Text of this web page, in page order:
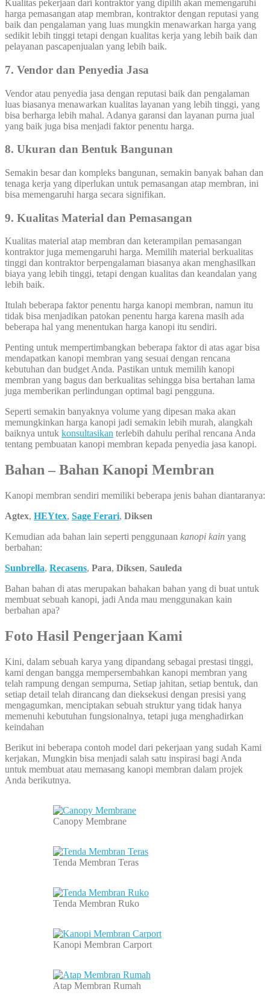
Kualitas pekerjaan dari kontraktor yang dipilih akan memengaruhi
harga pemasangan atap membran, kontraktor dengan reputasi yang
baik dan pengalaman yang luas mungkin menawarkan harga yang
sedikit lebih tinggi tetapi dengan kualitas kerja yang lebih baik dan
pelayanan pascapenjualan yang lebih baik.
7. Vendor dan Penyedia Jasa
Vendor atau penyedia jasa dengan reputasi baik dan pengalaman
luas biasanya menawarkan kualitas layanan yang lebih tinggi, yang
bisa berharga lebih mahal. Adanya garansi dan layanan purna jual
yang baik juga bisa menjadi faktor penentu harga.
8. Ukuran dan Bentuk Bangunan
Semakin besar dan kompleks bangunan, semakin banyak bahan dan
tenaga kerja yang diperlukan untuk pemasangan atap membran, ini
bisa memengaruhi harga secara signifikan.
9. Kualitas Material dan Pemasangan
Kualitas material atap membran dan keterampilan pemasangan
kontraktor juga memengaruhi harga. Memilih material berkualitas
tinggi dan kontraktor berpengalaman biasanya akan menghasilkan
biaya yang lebih tinggi, tetapi dengan kualitas dan keandalan yang
lebih baik.
Itulah beberapa faktor penentu harga kanopi membran, namun itu
tidak bisa menjadikan patokan penentu harga karena masih ada
beberapa hal yang menentukan harga kanopi itu sendiri.
Penting untuk mempertimbangkan beberapa faktor di atas agar bisa
mendapatkan kanopi membran yang sesuai dengan rencana
kebutuhan dan budget Anda. Pastikan untuk memilih kanopi
membran yang bagus dan berkualitas sehingga bisa bertahan lama
juga memberikan perlindungan optimal bagi pengguna.
Seperti semakin banyaknya volume yang dipesan maka akan
memungkinkan harga kanopi jadi semakin lebih murah, alangkah
baiknya untuk konsultasikan terlebih dahulu perihal rencana Anda
tentang pembuatan kanopi membran kepada penyedia jasa kanopi.
Bahan – Bahan Kanopi Membran
Kanopi membran sendiri memiliki beberapa jenis bahan diantaranya:
Agtex, HEYtex, Sage Ferari, Diksen
Kemudian ada bahan lain seperti penggunaan kanopi kain yang
berbahan:
Sunbrella, Recasens, Para, Diksen, Sauleda
Bahan bahan di atas merupakan bahakan bahan yang di buat untuk
membuat sebuah kanopi, jadi Anda mau menggunakan kain
berbahan apa?
Foto Hasil Pengerjaan Kami
Kini, dalam sebuah karya yang dipandang sebagai prestasi tinggi,
kami dengan bangga mempersembahkan kanopi membran yang
telah rampung dengan sempurna, Setiap jahitan, setiap bentuk, dan
setiap detail telah dirancang dan dieksekusi dengan presisi yang
mengagumkan, menciptakan sebuah struktur yang tidak hanya
memenuhi kebutuhan fungsionalnya, tetapi juga menghadirkan
keindahan
Berikut ini beberapa contoh model dari pekerjaan yang sudah Kami
kerjakan, Mungkin bisa menjadi salah satu inspirasi bagi Anda
untuk membuat atau memasang kanopi membran dalam projek
Anda berikutnya.
Canopy Membrane
Tenda Membran Teras
Tenda Membran Ruko
Kanopi Membran Carport
Atap Membran Rumah